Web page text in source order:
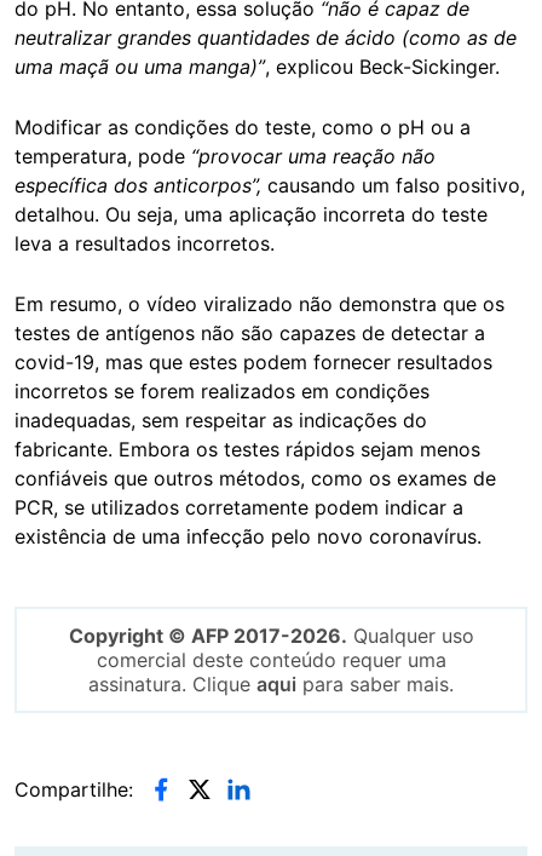
do pH. No entanto, essa solução “não é capaz de
neutralizar grandes quantidades de ácido (como as de
uma maçã ou uma manga)”, explicou Beck-Sickinger.
Modificar as condições do teste, como o pH ou a
temperatura, pode “provocar uma reação não
específica dos anticorpos”, causando um falso positivo,
detalhou. Ou seja, uma aplicação incorreta do teste
leva a resultados incorretos.
Em resumo, o vídeo viralizado não demonstra que os
testes de antígenos não são capazes de detectar a
covid-19, mas que estes podem fornecer resultados
incorretos se forem realizados em condições
inadequadas, sem respeitar as indicações do
fabricante. Embora os testes rápidos sejam menos
confiáveis que outros métodos, como os exames de
PCR, se utilizados corretamente podem indicar a
existência de uma infecção pelo novo coronavírus.
Copyright © AFP 2017-2026. Qualquer uso
comercial deste conteúdo requer uma
assinatura. Clique aqui para saber mais.
Compartilhe: